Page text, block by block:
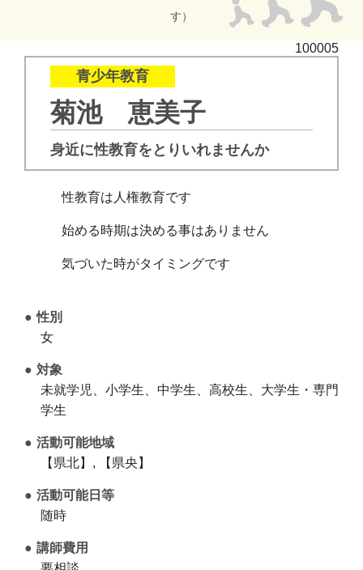
す）
100005
青少年教育
菊池 恵美子
身近に性教育をとりいれませんか
性教育は人権教育です
始める時期は決める事はありません
気づいた時がタイミングです
性別
女
対象
未就学児、小学生、中学生、高校生、大学生・専門
学生
活動可能地域
【県北】, 【県央】
活動可能日等
随時
講師費用